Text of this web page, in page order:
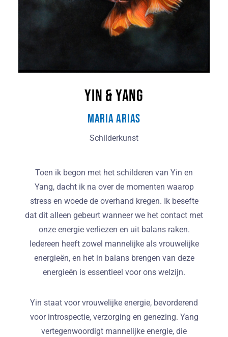
Yin & Yang
Maria Arias
Schilderkunst
Toen ik begon met het schilderen van Yin en
Yang, dacht ik na over de momenten waarop
stress en woede de overhand kregen. Ik besefte
dat dit alleen gebeurt wanneer we het contact met
onze energie verliezen en uit balans raken.
Iedereen heeft zowel mannelijke als vrouwelijke
energieën, en het in balans brengen van deze
energieën is essentieel voor ons welzijn.
Yin staat voor vrouwelijke energie, bevorderend
voor introspectie, verzorging en genezing. Yang
vertegenwoordigt mannelijke energie, die